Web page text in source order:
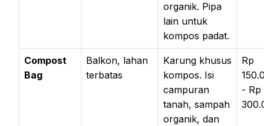
organik. Pipa
lain untuk
kompos padat.
Compost
Bag
Balkon, lahan
terbatas
Karung khusus
kompos. Isi
campuran
tanah, sampah
organik, dan
Rp
- Rp